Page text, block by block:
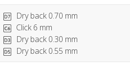
Dry back 0.70 mm
Click 6 mm
Dry back 0.30 mm
Dry back 0.55 mm